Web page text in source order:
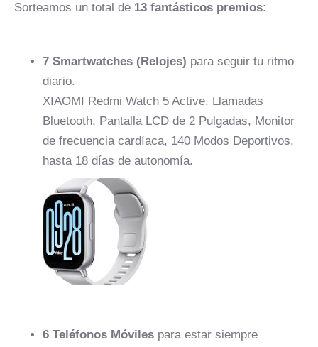
Sorteamos un total de 13 fantásticos premios:
7 Smartwatches (Relojes) para seguir tu ritmo
diario.
XIAOMI Redmi Watch 5 Active, Llamadas
Bluetooth, Pantalla LCD de 2 Pulgadas, Monitor
de frecuencia cardíaca, 140 Modos Deportivos,
hasta 18 días de autonomía.
6 Teléfonos Móviles para estar siempre